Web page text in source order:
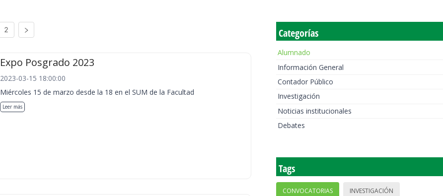
2
Expo Posgrado 2023
2023-03-15 18:00:00
Miércoles 15 de marzo desde la 18 en el SUM de la Facultad
Leer más
Categorías
Alumnado
Información General
Contador Público
Investigación
Noticias institucionales
Debates
Tags
CONVOCATORIAS INVESTIGACIÓN